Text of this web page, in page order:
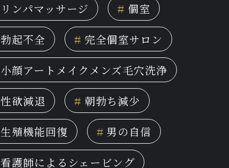
リンパマッサージ # 個室
勃起不全 # 完全個室サロン
小顔アートメイクメンズ毛穴洗浄
性欲減退 # 朝勃ち減少
生殖機能回復 # 男の自信
看護師によるシェービング